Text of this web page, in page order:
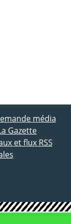
média
Gazette
et flux RSS